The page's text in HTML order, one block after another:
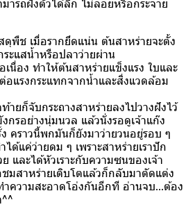
ารถฝังตัวได้ลึก ไม่ลอยหรือกระจาย
ดุพืช เมื่อรากยึดแน่น ต้นสาหร่ายจะตั้ง
ระแสน้ำหรือปลาว่ายผ่าน
เนื่อง ทำให้ต้นสาหร่ายแข็งแรง ใบและ
อแรงกระแทกจากน้ำและสิ่งแวดล้อม
ยก็จับกระถางสาหร่ายลงไปวางฝังไว้
กรอย่างนุ่มนวล แล้วนั่งรอดูเจ้าแก๊ง
คราวนี้พกมันก็ยังมาว่ายวนอยู่รอบ ๆ
ด้แค่ว่ายดม ๆ เพราะสาหร่ายเราปัก
และได้หัวเราะกับความซนของเจ้า
มสาหร่ายเติบโตแล้วก็กลับมาตัดแต่ง
ความสะอาดโอ่งกันอีกที อ่านจบ...ต้อง
^^